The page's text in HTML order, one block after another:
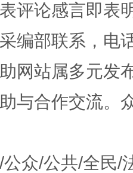
评论感言即表
编部联系，电
网站属多元发
与合作交流。
公众/公共/全民/